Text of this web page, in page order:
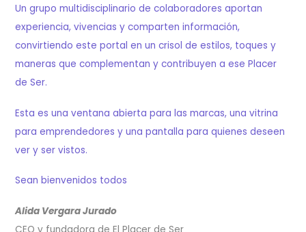
Un grupo multidisciplinario de colaboradores aportan
experiencia, vivencias y comparten información,
convirtiendo este portal en un crisol de estilos, toques y
maneras que complementan y contribuyen a ese Placer
de Ser.
Esta es una ventana abierta para las marcas, una vitrina
para emprendedores y una pantalla para quienes deseen
ver y ser vistos.
Sean bienvenidos todos
Alida Vergara Jurado